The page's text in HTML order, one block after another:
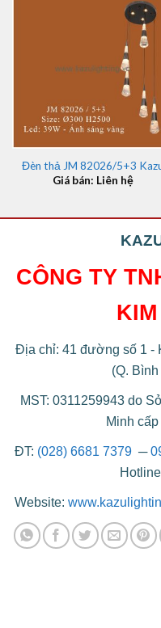
Đèn thả JM 82026/5+3
Giá bán: Liên hệ
CÔNG TY
Địa chỉ: 41 đường số 1 -
(Q.
MST: 0311259943 do
Minh
ĐT: (028) 6681 7379 ─
Website: